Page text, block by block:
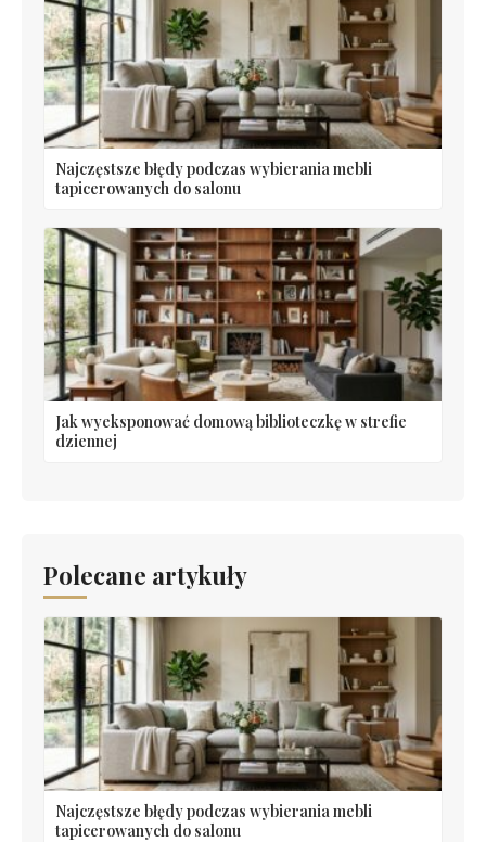
Najczęstsze błędy podczas wybierania mebli
tapicerowanych do salonu
Jak wyeksponować domową biblioteczkę w strefie
dziennej
Polecane artykuły
Najczęstsze błędy podczas wybierania mebli
tapicerowanych do salonu